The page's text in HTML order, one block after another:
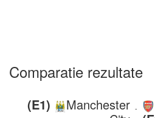
Comparatie rezultate
(E1)
Manchester -